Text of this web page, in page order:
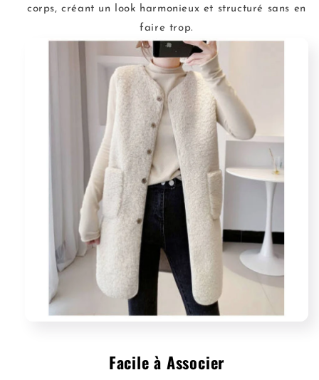
corps, créant un look harmonieux et structuré sans en
faire trop.
Facile à Associer